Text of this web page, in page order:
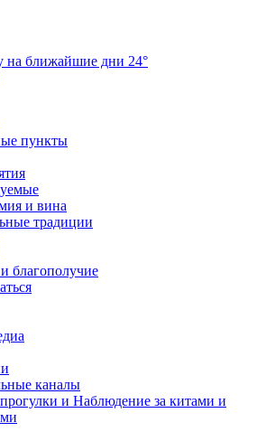
24°
пункты
и вина
традиции
благополучие
каналы
и Наблюдение за китами и